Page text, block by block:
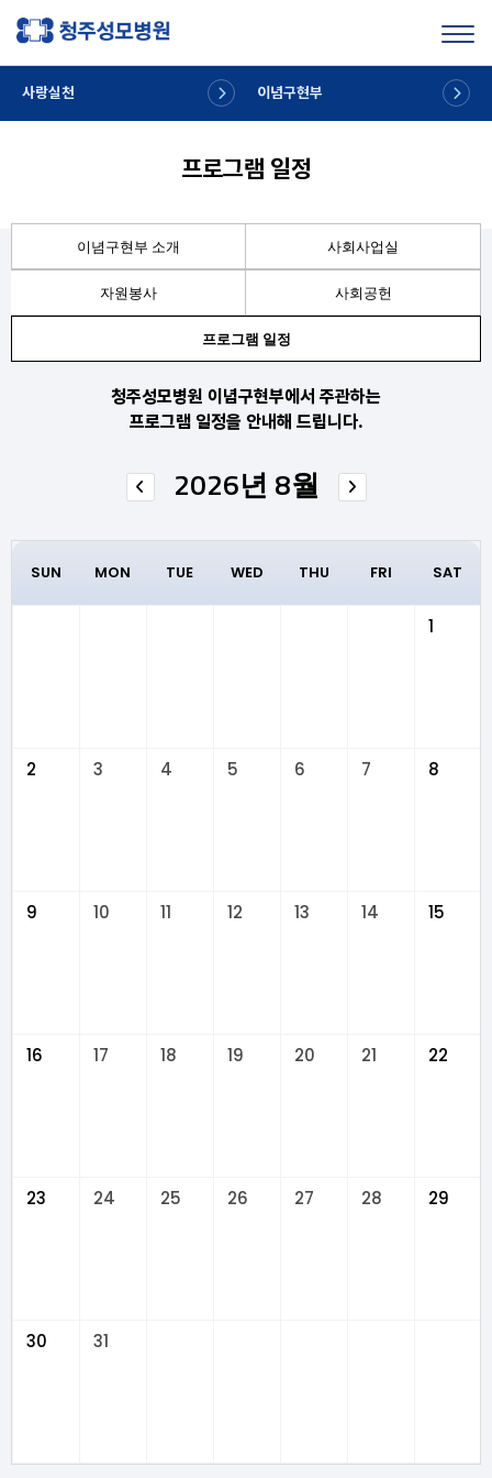
사랑실천 이념구현부
프로그램 일정
이념구현부 소개 사회사업실
자원봉사 사회공헌
프로그램 일정
청주성모병원 이념구현부에서 주관하는
프로그램 일정을 안내해 드립니다.
2026년 8월
SUN MON TUE WED THU FRI SAT
1
2 3 4 5 6 7 8
9 10 11 12 13 14 15
16 17 18 19 20 21 22
23 24 25 26 27 28 29
30 31